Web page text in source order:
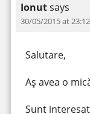
Ionutsays
30/05/2015 at 23:12
Salutare,
Aș avea o
Sunt